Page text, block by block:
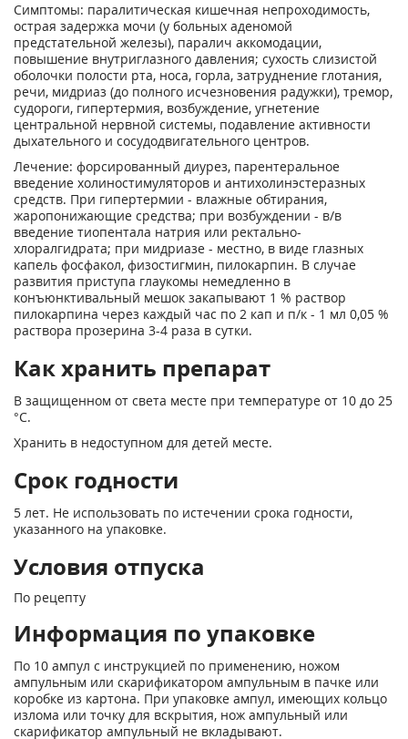
Симптомы: паралитическая кишечная непроходимость,
острая задержка мочи (у больных аденомой
предстательной железы), паралич аккомодации,
повышение внутриглазного давления; сухость слизистой
оболочки полости рта, носа, горла, затруднение глотания,
речи, мидриаз (до полного исчезновения радужки), тремор,
судороги, гипертермия, возбуждение, угнетение
центральной нервной системы, подавление активности
дыхательного и сосудодвигательного центров.
Лечение: форсированный диурез, парентеральное
введение холиностимуляторов и антихолинэстеразных
средств. При гипертермии - влажные обтирания,
жаропонижающие средства; при возбуждении - в/в
введение тиопентала натрия или ректально-
хлоралгидрата; при мидриазе - местно, в виде глазных
капель фосфакол, физостигмин, пилокарпин. В случае
развития приступа глаукомы немедленно в
конъюнктивальный мешок закапывают 1 % раствор
пилокарпина через каждый час по 2 кап и п/к - 1 мл 0,05 %
раствора прозерина 3-4 раза в сутки.
Как хранить препарат
В защищенном от света месте при температуре от 10 до 25
°С.
Хранить в недоступном для детей месте.
Срок годности
5 лет. Не использовать по истечении срока годности,
указанного на упаковке.
Условия отпуска
По рецепту
Информация по упаковке
По 10 ампул с инструкцией по применению, ножом
ампульным или скарификатором ампульным в пачке или
коробке из картона. При упаковке ампул, имеющих кольцо
излома или точку для вскрытия, нож ампульный или
скарификатор ампульный не вкладывают.